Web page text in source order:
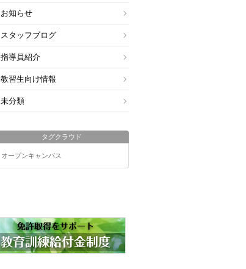
お知らせ
スタッフブログ
指導員紹介
教習生向け情報
未分類
タグクラウド
オープンキャンパス